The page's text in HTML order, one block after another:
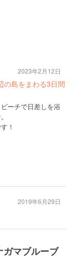
の島をまわる3日間
ーチで日差しを浴
！
2023年2月12日
2019年6月29日
マブルーブ